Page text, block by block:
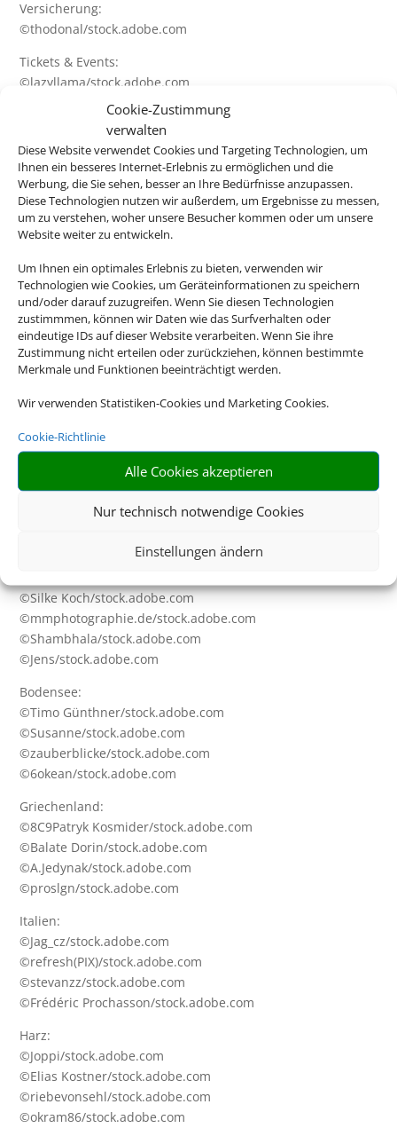
Cookie-Zustimmung
verwalten
Diese Website verwendet Cookies und Targeting Technologien, um
Ihnen ein besseres Internet-Erlebnis zu ermöglichen und die
Werbung, die Sie sehen, besser an Ihre Bedürfnisse anzupassen.
Diese Technologien nutzen wir außerdem, um Ergebnisse zu messen,
um zu verstehen, woher unsere Besucher kommen oder um unsere
Website weiter zu entwickeln.
Um Ihnen ein optimales Erlebnis zu bieten, verwenden wir
Technologien wie Cookies, um Geräteinformationen zu speichern
und/oder darauf zuzugreifen. Wenn Sie diesen Technologien
zustimmmen, können wir Daten wie das Surfverhalten oder
eindeutige IDs auf dieser Website verarbeiten. Wenn Sie ihre
Zustimmung nicht erteilen oder zurückziehen, können bestimmte
Merkmale und Funktionen beeinträchtigt werden.
Wir verwenden Statistiken-Cookies und Marketing Cookies.
Cookie-Richtlinie
Alle Cookies akzeptieren
Nur technisch notwendige Cookies
Einstellungen ändern
Versicherung:
©thodonal/stock.adobe.com
Tickets & Events:
©lazyllama/stock.adobe.com
Hotels + Hotel & Bahn:
©murattellioglu/stock.adobe.com
Ferienhaus:
©Maciej Czekajewski/stock.adobe.com
Charterflug + Linienflug:
©Jag_cz/stock.adobe.com
Deutschlandurlaub:
©JFL Photography/stock.adobe.com
©cityfoto24/stock.adobe.com
©mp1982_06/stock.adobe.com
©Silke Koch/stock.adobe.com
©karp5/stock.adobe.com
Portugal:
©peja/stock.adobe.com
©daliu/stock.adobe.com
©ppohudka/stock.adobe.com
©vickysp/stock.adobe.com
©DisobeyArt/stock.adobe.com
©Silke Koch/stock.adobe.com
©mmphotographie.de/stock.adobe.com
©Shambhala/stock.adobe.com
©Jens/stock.adobe.com
Bodensee:
©Timo Günthner/stock.adobe.com
©Susanne/stock.adobe.com
©zauberblicke/stock.adobe.com
©6okean/stock.adobe.com
Griechenland:
©8C9Patryk Kosmider/stock.adobe.com
©Balate Dorin/stock.adobe.com
©A.Jedynak/stock.adobe.com
©proslgn/stock.adobe.com
Italien:
©Jag_cz/stock.adobe.com
©refresh(PIX)/stock.adobe.com
©stevanzz/stock.adobe.com
©Frédéric Prochasson/stock.adobe.com
Harz:
©Joppi/stock.adobe.com
©Elias Kostner/stock.adobe.com
©riebevonsehl/stock.adobe.com
©okram86/stock.adobe.com